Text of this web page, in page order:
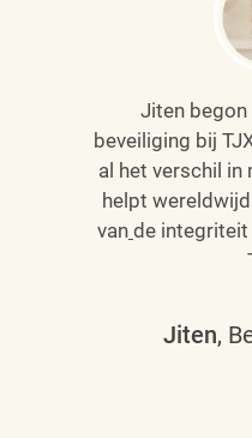
Jiten begon
beveiliging bij
al het verschil in
helpt
van de integriteit
Jiten,